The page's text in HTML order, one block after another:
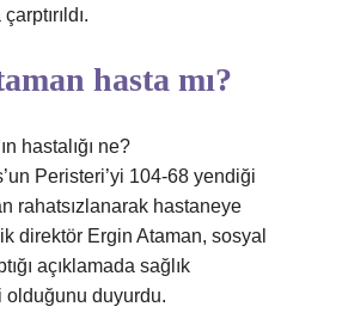
hasta mı?
hastalığı ne?
Peristeri’yi 104-68 yendiği
rahatsızlanarak hastaneye
direktör Ergin Ataman, sosyal
açıklamada sağlık
olduğunu duyurdu.